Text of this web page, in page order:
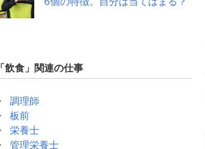
「飲食 」関連の仕事
調理師
板前
栄養士
管理栄養士